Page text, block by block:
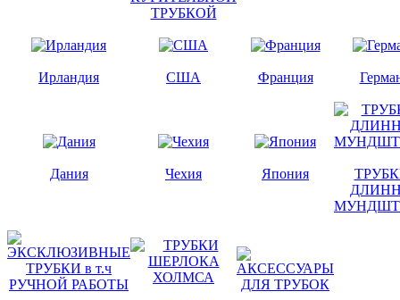
ТРУБКОЙ
Ирландия США Франция
Дания Чехия Япония